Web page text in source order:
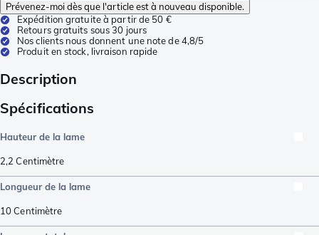
Prévenez-moi dès que l'article est à nouveau disponible.
Expédition gratuite à partir de 50 €
Retours gratuits sous 30 jours
Nos clients nous donnent une note de 4,8/5
Produit en stock, livraison rapide
Description
Spécifications
Hauteur de la lame
2,2 Centimètre
Longueur de la lame
10Centimètre